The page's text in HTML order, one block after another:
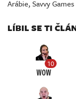
Arábie,Savvy
LÍBIL SE TI
10
WOW